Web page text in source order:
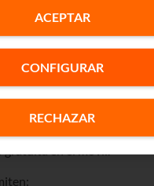
a tu mascota
está haciendo tu perro
ver a tu gato encima de
Alarmak puedes ver a tu
móvil gracias a las
gratuita en el móvil.
CONFIGURAR
RECHAZAR
ACEPTAR